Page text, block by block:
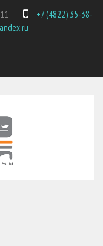
+7 (4822) 35-38-